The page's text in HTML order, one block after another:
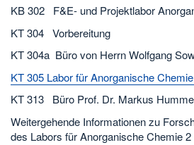
KB 302 F&E- und Projektlabor
KT 304 Vorbereitung
KT 304a Büro von Herrn Wolfgang
KT 305 Labor für Anorganische
KT 313 Büro Prof. Dr. Markus
Weitergehende Informationen zu
des Labors für Anorganische Chemie